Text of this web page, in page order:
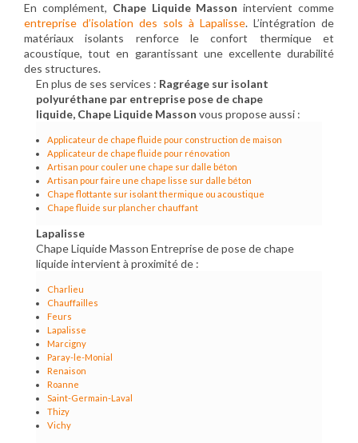
En complément, Chape Liquide Masson intervient comme
entreprise d’isolation des sols à Lapalisse. L’intégration de
matériaux isolants renforce le confort thermique et
acoustique, tout en garantissant une excellente durabilité
des structures.
En plus de ses services : Ragréage sur isolant
polyuréthane par entreprise pose de chape
liquide, Chape Liquide Masson vous propose aussi :
Applicateur de chape fluide pour construction de maison
Applicateur de chape fluide pour rénovation
Artisan pour couler une chape sur dalle béton
Artisan pour faire une chape lisse sur dalle béton
Chape flottante sur isolant thermique ou acoustique
Chape fluide sur plancher chauffant
Lapalisse
Chape Liquide Masson Entreprise de pose de chape
liquide intervient à proximité de :
Charlieu
Chauffailles
Feurs
Lapalisse
Marcigny
Paray-le-Monial
Renaison
Roanne
Saint-Germain-Laval
Thizy
Vichy